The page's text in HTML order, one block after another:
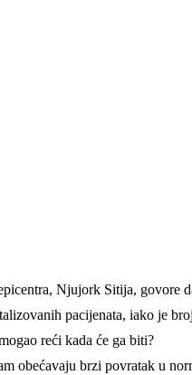
Njujork Sitija, govore
pacijenata, iako je
reći kada će ga biti?
obećavaju brzi povratak u